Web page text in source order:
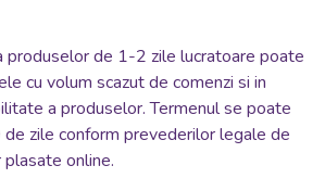
produselor de 1-2 zile lucratoare poate
cu volum scazut de comenzi si in
a produselor. Termenul se poate
zile conform prevederilor legale de
online.